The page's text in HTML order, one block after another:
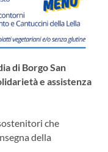
di Borgo San
e assistenza
che
della